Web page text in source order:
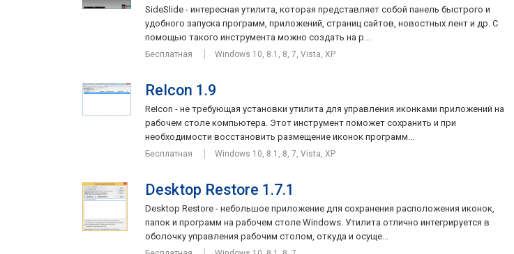
SideSlide - интересная утилита, которая представляет собой панель быстрого и
удобного запуска программ, приложений, страниц сайтов, новостных лент и др. С
помощью такого инструмента можно создать на р...
Бесплатная Windows 10, 8.1, 8, 7, Vista, XP
ReIcon 1.9
ReIcon - не требующая установки утилита для управления иконками приложений на
рабочем столе компьютера. Этот инструмент поможет сохранить и при
необходимости восстановить размещение иконок программ...
Бесплатная Windows 10, 8.1, 8, 7, Vista, XP
Desktop Restore 1.7.1
Desktop Restore - небольшое приложение для сохранения расположения иконок,
папок и программ на рабочем столе Windows. Утилита отлично интегрируется в
оболочку управления рабочим столом, откуда и осуще...